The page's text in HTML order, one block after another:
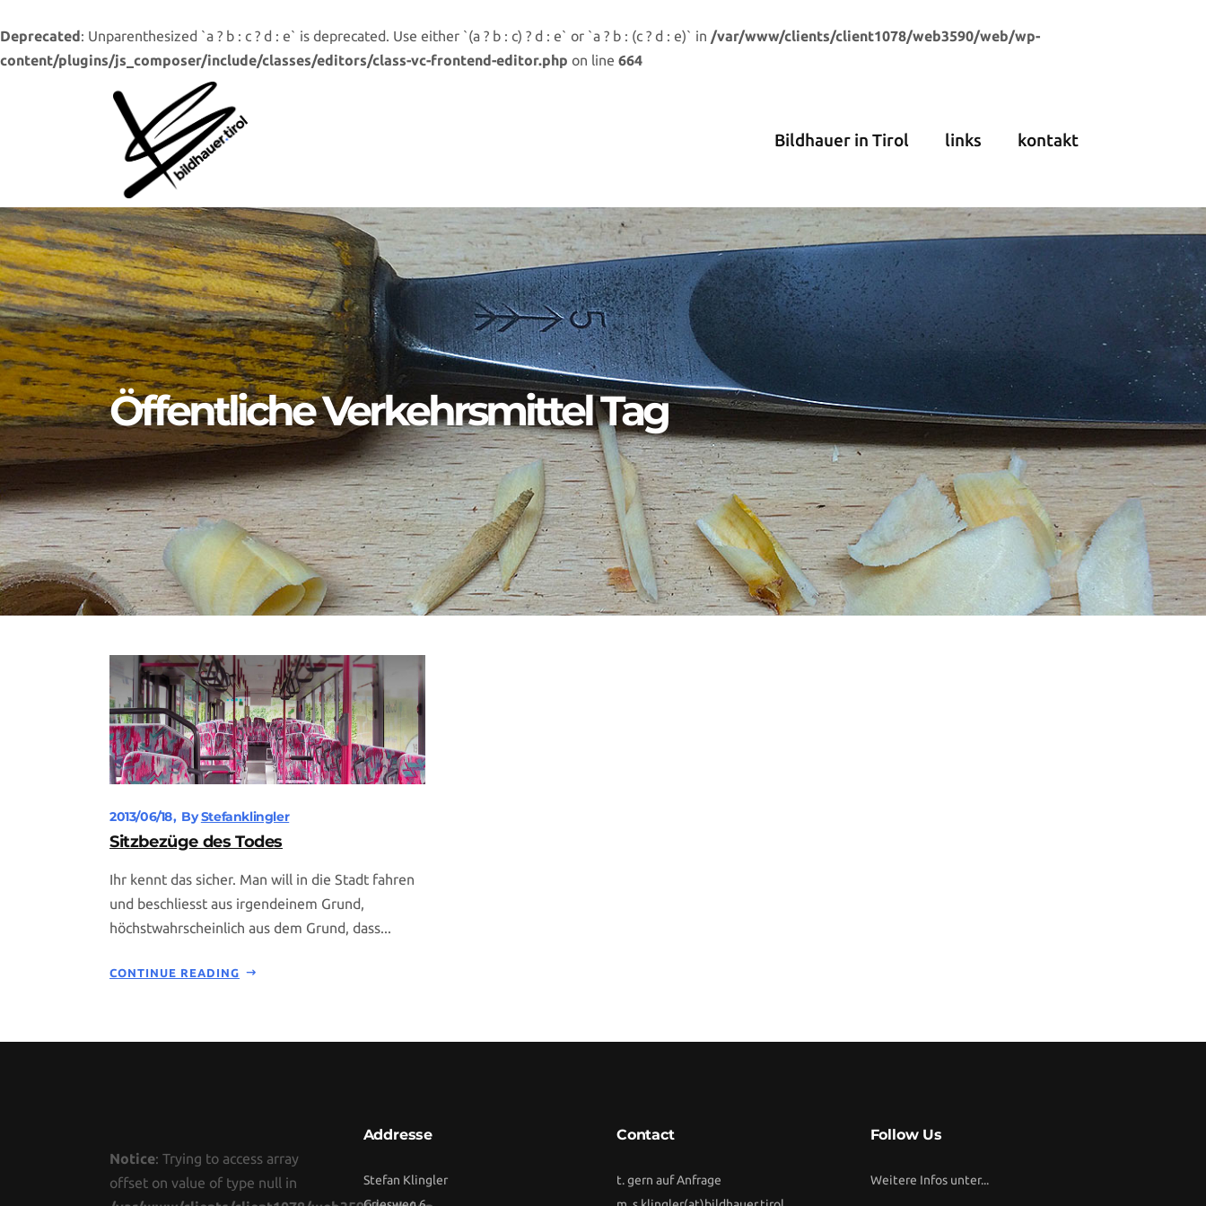
Deprecated: Unparenthesized `a ? b : c ? d : e` is deprecated. Use either `(a ? b : c) ? d : e` or `a ? b : (c ? d : e)` in /var/www/clients/client1078/web3590/web/wp-
content/plugins/js_composer/include/classes/editors/class-vc-frontend-editor.php on line 664
Bildhauer in Tirol links kontakt
Öffentliche Verkehrsmittel Tag
2013/06/18 ByStefanklingler
Sitzbezüge des Todes
Ihr kennt das sicher. Man will in die Stadt fahren
und beschliesst aus irgendeinem Grund,
höchstwahrscheinlich aus dem Grund, dass...
CONTINUE READING
Notice: Trying to access array
offset on value of type null in
Addresse
Stefan Klingler
Contact
t. gern auf Anfrage
Follow Us
Weitere Infos unter...